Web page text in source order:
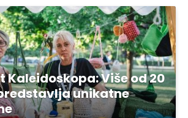
Kaleidoskopa: Više od 20
unikatne